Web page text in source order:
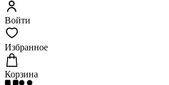
Войти
Избранное
Корзина